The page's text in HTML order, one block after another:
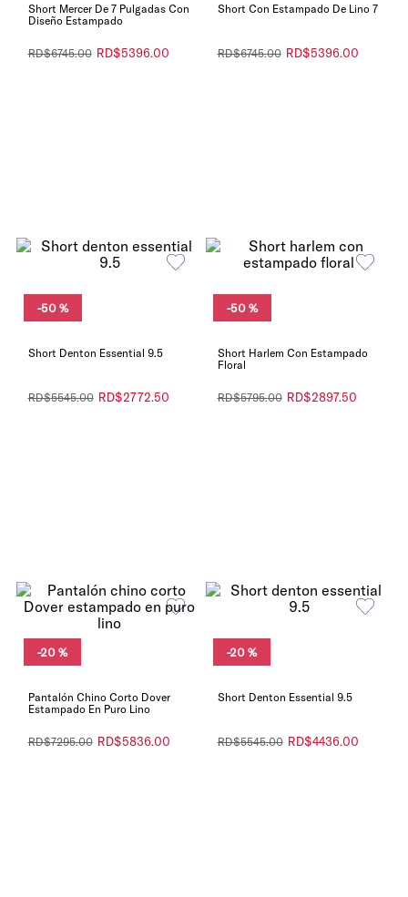
Short Mercer De 7 Pulgadas Con
Diseño Estampado
RD$5396.00
RD$6745.00
Short Con Estampado De Lino 7
RD$5396.00
RD$6745.00
-50 %
Short Denton Essential 9.5
RD$2772.50
RD$5545.00
-50 %
Short Harlem Con Estampado
Floral
RD$2897.50
RD$5795.00
-20 %
Pantalón Chino Corto Dover
Estampado En Puro Lino
RD$5836.00
RD$7295.00
-20 %
Short Denton Essential 9.5
RD$4436.00
RD$5545.00